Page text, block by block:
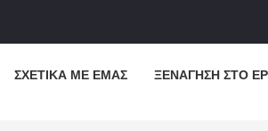
ΣΧΕΤΙΚΆ ΜΕ ΕΜΆΣ ΞΕΝΆΓΗΣΗ ΣΤΟ